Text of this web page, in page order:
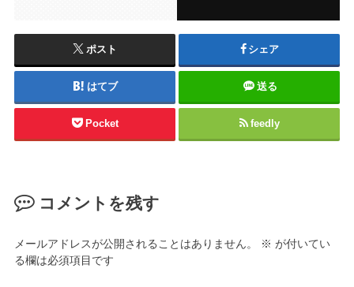
ポスト シェア
はてブ 送る
Pocket feedly
コメントを残す
メールアドレスが公開されることはありません。 ※ が付いてい
る欄は必須項目です